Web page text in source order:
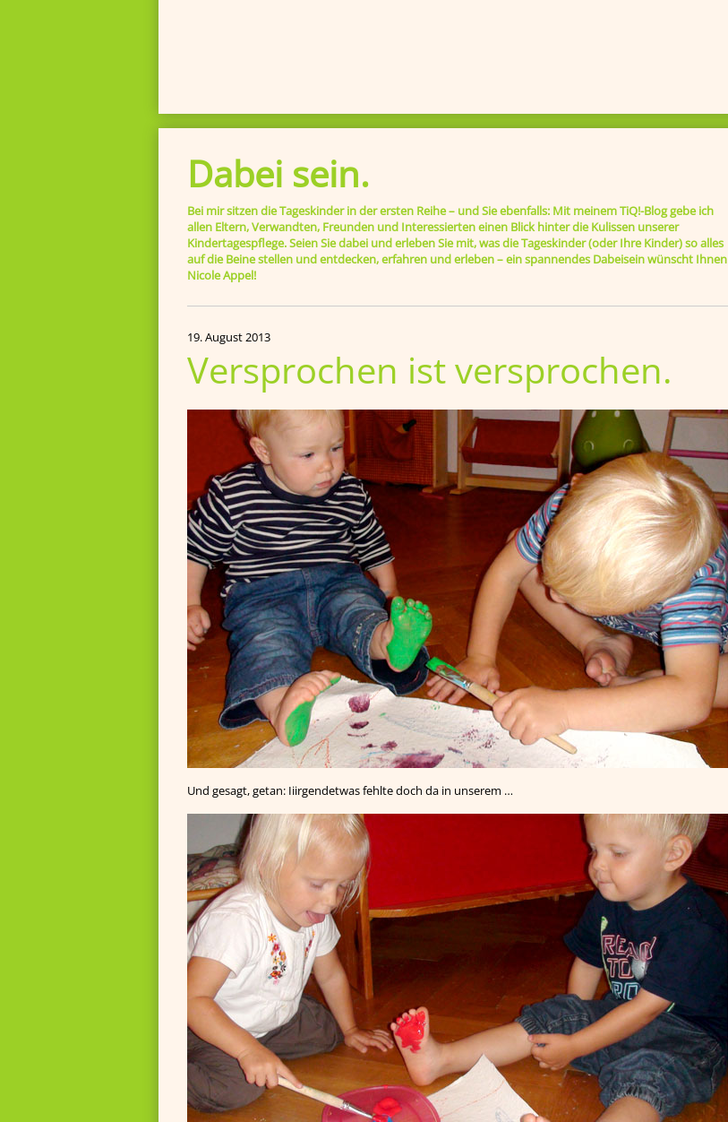
Dabei sein.
Bei mir sitzen die Tageskinder in der ersten Reihe – und Sie ebenfalls: Mit meinem TiQ!-Blog gebe ich
allen Eltern, Verwandten, Freunden und Interessierten einen Blick hinter die Kulissen unserer
Kindertagespflege. Seien Sie dabei und erleben Sie mit, was die Tageskinder (oder Ihre Kinder) so alles
auf die Beine stellen und entdecken, erfahren und erleben – ein spannendes Dabeisein wünscht Ihnen
Nicole Appel!
19. August 2013
Versprochen ist versprochen.
Und gesagt, getan: Iiirgendetwas fehlte doch da in unserem …